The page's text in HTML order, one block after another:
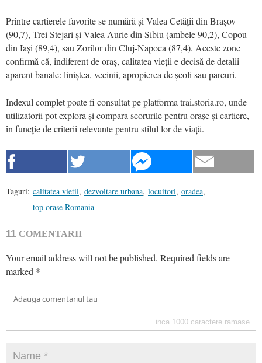
Printre cartierele favorite se numără și Valea Cetății din Brașov
(90,7), Trei Stejari și Valea Aurie din Sibiu (ambele 90,2), Copou
din Iași (89,4), sau Zorilor din Cluj-Napoca (87,4). Aceste zone
confirmă că, indiferent de oraș, calitatea vieții e decisă de detalii
aparent banale: liniștea, vecinii, apropierea de școli sau parcuri.
Indexul complet poate fi consultat pe platforma trai.storia.ro, unde
utilizatorii pot explora și compara scorurile pentru orașe și cartiere,
în funcție de criterii relevante pentru stilul lor de viață.
Taguri: calitatea vietii, dezvoltare urbana, locuitori, oradea,
top orase Romania
11 COMENTARII
Your email address will not be published. Required fields are
marked *
inca 1000 caractere ramase